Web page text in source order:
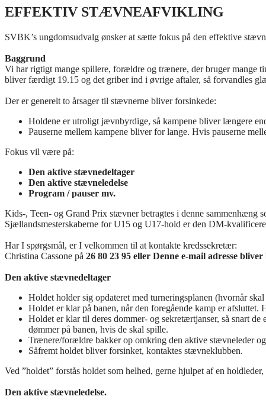
EFFEKTIV STÆVNEAFVIKLING
SVBK’s ungdomsudvalg ønsker at sætte fokus på den effektive
Baggrund
Vi har rigtigt mange spillere, forældre og trænere, der bruger mange
bliver færdigt 19.15 og det griber ind i øvrige aftaler, så forvandles
Der er generelt to årsager til stævnerne bliver forsinkede:
Holdene er utroligt jævnbyrdige, så kampene bliver længere
Pauserne mellem kampene bliver for lange. Hvis pauserne
Fokus vil være på:
Den aktive stævnedeltager
Den aktive stævneledelse
Program / pauser mv.
Kids-, Teen- og Grand Prix stævner betragtes i denne sammenhæng
Sjællandsmesterskaberne for U15 og U17-hold er den DM-
Har I spørgsmål, er I velkommen til at kontakte kredssekretær:
Christina Cassone på 26 80 23 95 eller Denne e-mail adresse
Den aktive stævnedeltager
Holdet holder sig opdateret med turneringsplanen (hvornår
Holdet er klar på banen, når den foregående kamp er
Holdet er klar til deres dommer- og sekretærtjanser, så snart
dømmer på banen, hvis de skal spille.
Trænere/forældre bakker op omkring den aktive stævneleder
Såfremt holdet bliver forsinket, kontaktes stævneklubben.
Ved ”holdet” forstås holdet som helhed, gerne hjulpet af en
Den aktive stævneledelse.